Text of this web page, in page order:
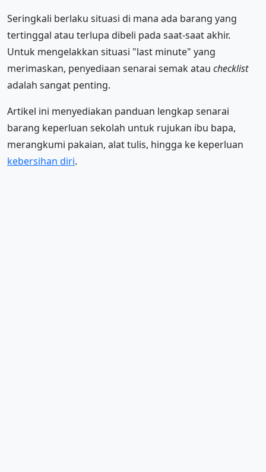
Seringkali berlaku situasi di mana ada barang yang
tertinggal atau terlupa dibeli pada saat-saat akhir.
Untuk mengelakkan situasi "last minute" yang
merimaskan, penyediaan senarai semak atau checklist
adalah sangat penting.
Artikel ini menyediakan panduan lengkap senarai
barang keperluan sekolah untuk rujukan ibu bapa,
merangkumi pakaian, alat tulis, hingga ke keperluan
kebersihan diri.